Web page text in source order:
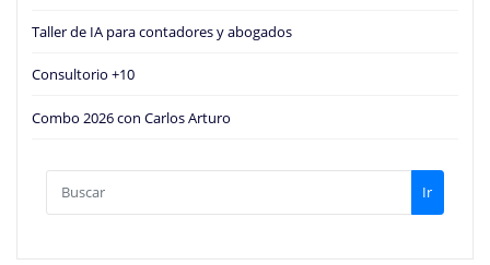
Taller de IA para contadores y abogados
Consultorio +10
Combo 2026 con Carlos Arturo
Ir